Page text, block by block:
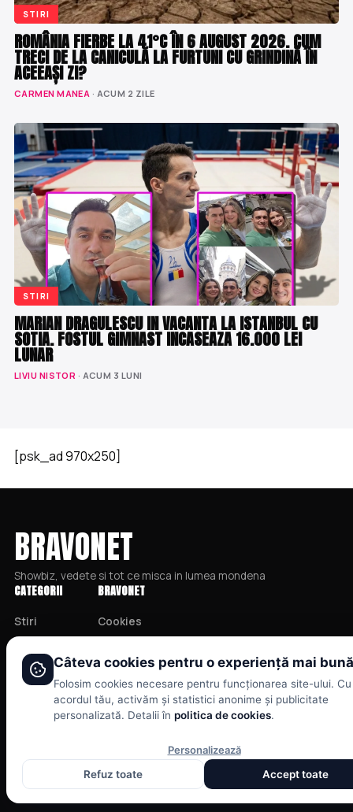
STIRI
ROMÂNIA FIERBE LA 41°C ÎN 6 AUGUST 2026. CUM
TRECI DE LA CANICULĂ LA FURTUNI CU GRINDINĂ ÎN
ACEEAȘI ZI?
CARMEN MANEA · ACUM 2 ZILE
STIRI
MARIAN DRAGULESCU IN VACANTA LA ISTANBUL CU
SOTIA. FOSTUL GIMNAST INCASEAZA 16.000 LEI
LUNAR
LIVIU NISTOR · ACUM 3 LUNI
[psk_ad 970x250]
BRAVONET
Showbiz, vedete si tot ce misca in lumea mondena
CATEGORII
Stiri
Publicitate
Lifestyle
Health & Beauty
BRAVONET
Cookies
Politica De Confidentialitate
Home
Termeni și Condiții
Câteva cookies pentru o experiență mai bună
Folosim cookies necesare pentru funcționarea site-ului. Cu
personalizată. Detalii înpolitica de cookies.
Personalizează